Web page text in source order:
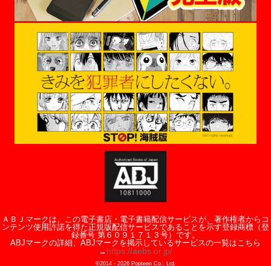
ＡＢＪマークは、この電子書店・電子書籍配信サービスが、著作権者からコ
ンテンツ使用許諾を得た正規版配信サービスであることを示す登録商標（登
録番号 第６０９１７１３号）です。
ABJマークの詳細、ABJマークを掲示しているサービスの一覧はこちら
→ https://aebs.or.jp/
©2014 - 2026Popteen Co., Ltd.